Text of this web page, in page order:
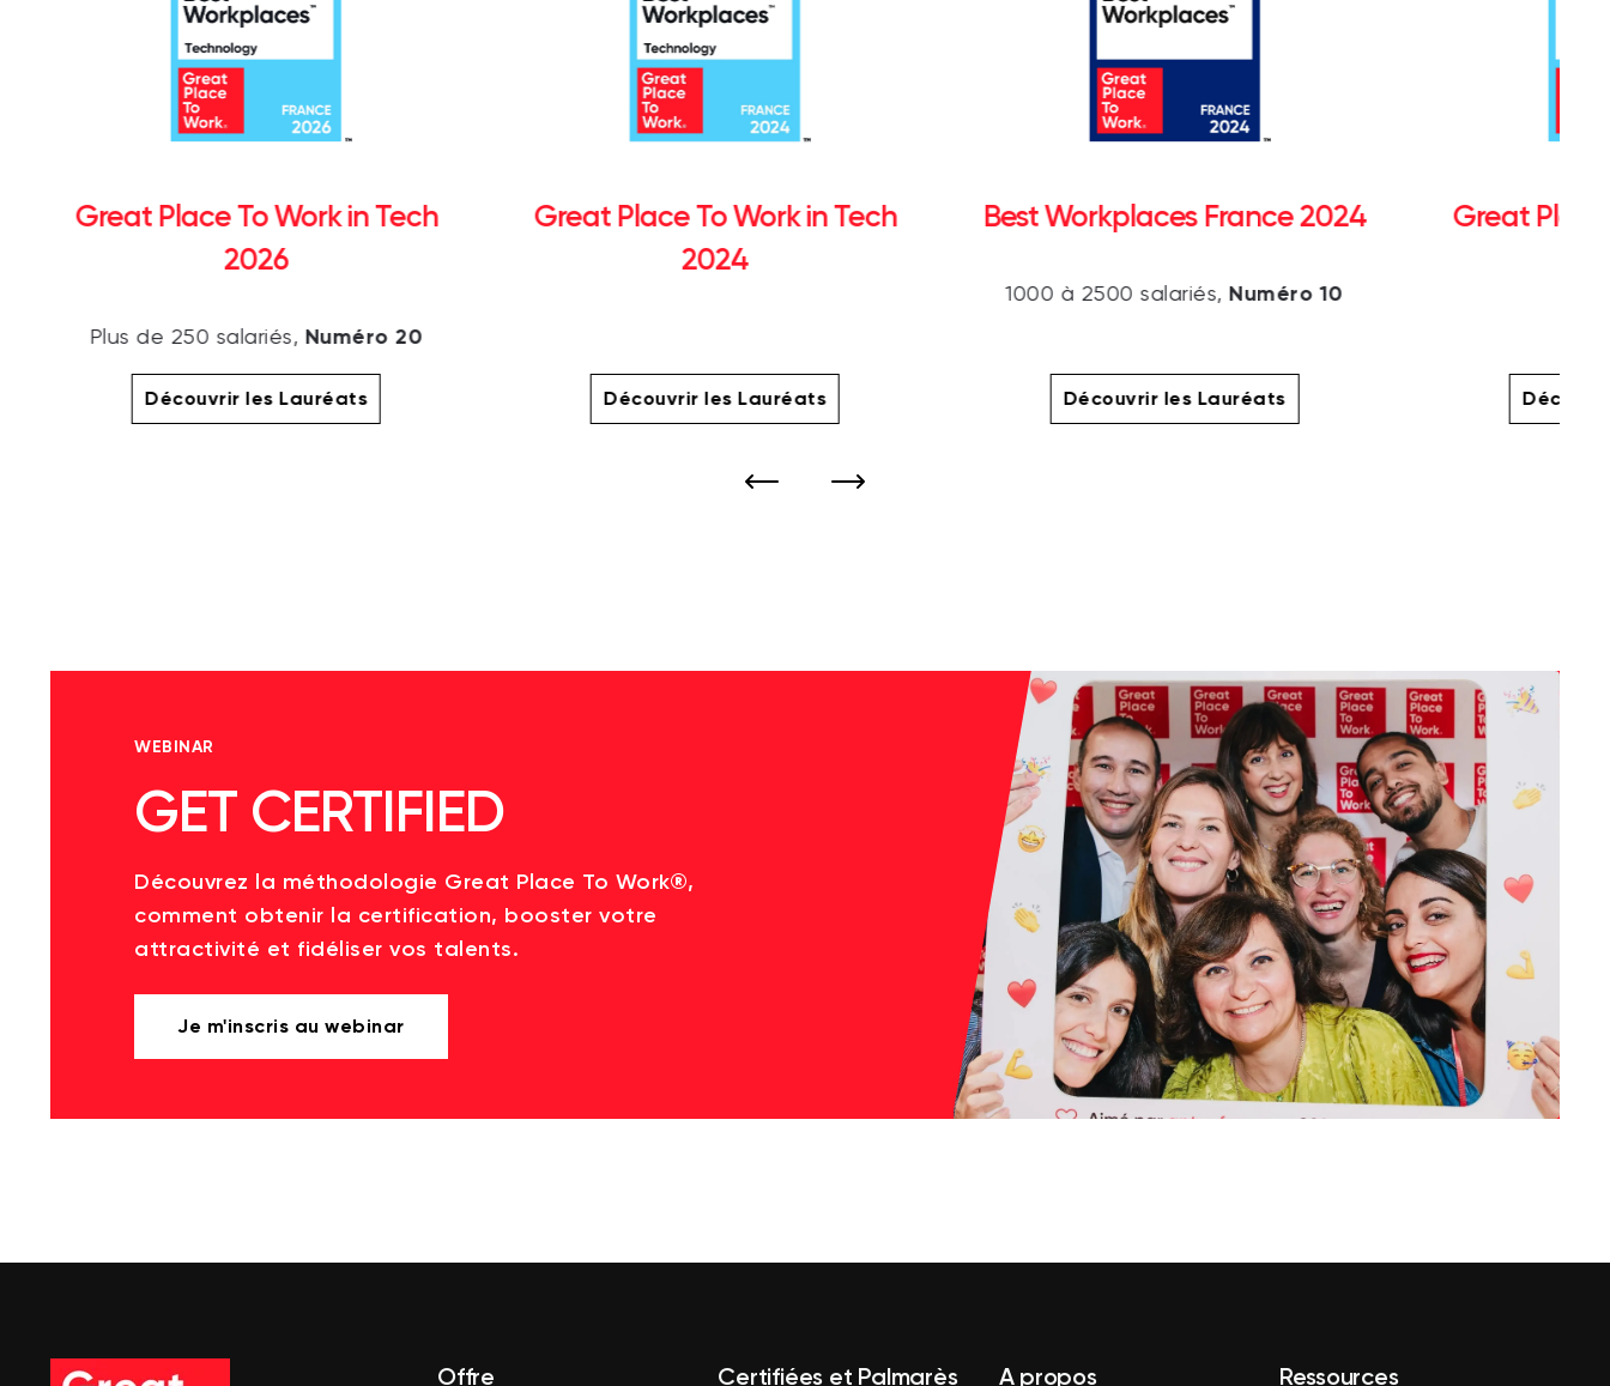
Great Place To Work in Tech
2026
Plus de 250 salariés, Numéro 20
Découvrir les Lauréats
Great Place To Work in Tech
2024
Découvrir les Lauréats
Best Workplaces France 2024
1000 à 2500 salariés, Numéro 10
Découvrir les Lauréats
Great
WEBINAR
GET CERTIFIED
Découvrez la méthodologie Great Place To Work®,
comment obtenir la certification, booster votre
attractivité et fidéliser vos talents.
Je m'inscris au webinar
Offre Certifiées et Palmarès A propos Ressources